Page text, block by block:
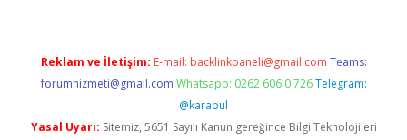
Reklam ve İletişim: E-mail: backlinkpaneli@gmail.com Teams:
forumhizmeti@gmail.com Whatsapp: 0262 606 0 726 Telegram:
@karabul
Yasal Uyarı: Sitemiz, 5651 Sayılı Kanun gereğince Bilgi Teknolojileri